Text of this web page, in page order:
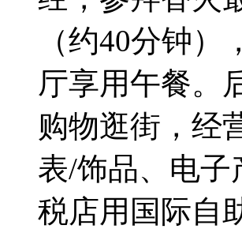
（约40分钟
厅享用午餐。
购物逛街，经
表/饰品、电
税店用国际自